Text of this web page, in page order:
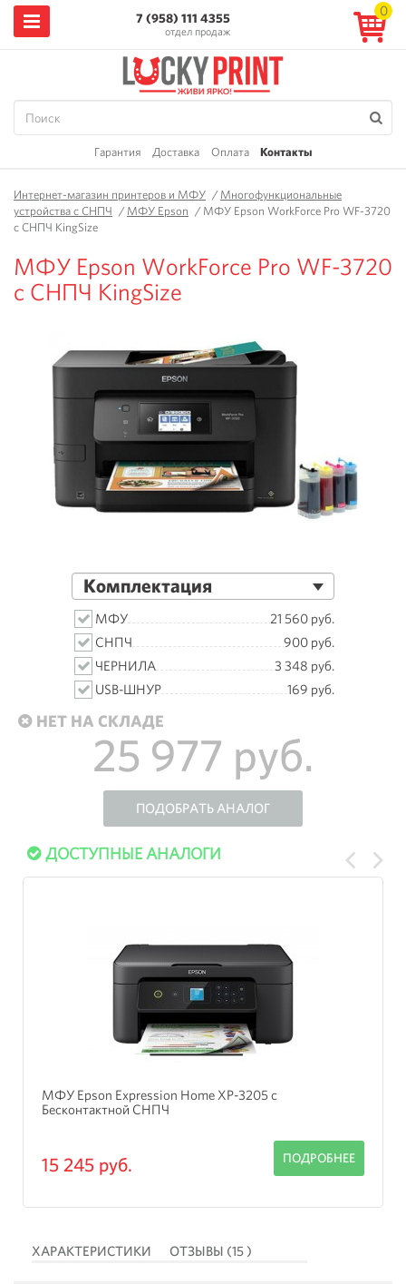
7 (958) 111 4355
отдел продаж
0
Гарантия Доставка Оплата Контакты
Интернет-магазин принтеров и МФУ /Многофункциональные
устройства с СНПЧ /МФУ Epson /МФУ Epson WorkForce Pro WF-3720
с СНПЧ KingSize
МФУ Epson WorkForce Pro WF-3720
с СНПЧ KingSize
Комплектация
МФУ
21 560 руб.
СНПЧ
900 руб.
ЧЕРНИЛА
3 348 руб.
USB-ШНУР
169 руб.
НЕТ НА СКЛАДЕ
25 977 руб.
ПОДОБРАТЬ АНАЛОГ
ДОСТУПНЫЕ АНАЛОГИ
МФУ Epson Expression Home XP-3205 с
Бесконтактной СНПЧ
15 245 руб. ПОДРОБНЕЕ
ХАРАКТЕРИСТИКИ ОТЗЫВЫ (15 )